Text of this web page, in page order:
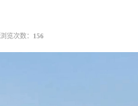
浏览次数： 156